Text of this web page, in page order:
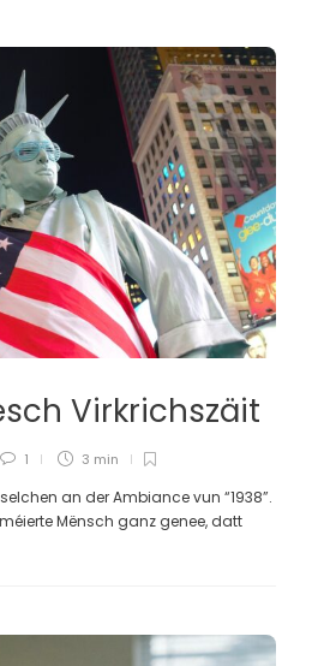
Virkrichszäit
1 3 min
an der Ambiance vun “1938”.
Mënsch ganz genee, datt